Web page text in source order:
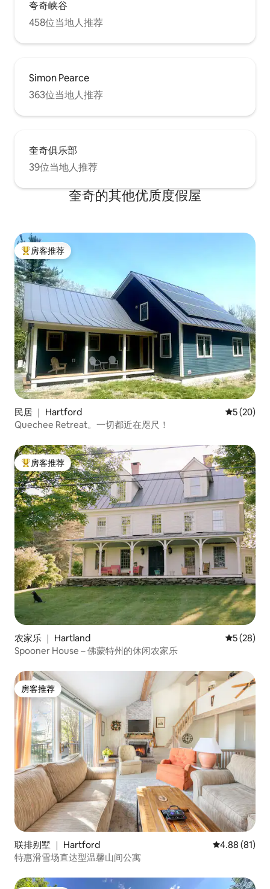
夸奇峡谷
458位当地人推荐
Simon Pearce
363位当地人推荐
奎奇俱乐部
39位当地人推荐
奎奇的其他优质度假屋
热门「房客推荐」
房客推荐
民居 ｜ Hartford 平均评分
5 (20)
Quechee Retreat。一切都近在咫尺！
热门「房客推荐」
房客推荐
农家乐 ｜ Hartland 平均评分
5 (28)
Spooner House – 佛蒙特州的休闲农家乐
房客推荐
房客推荐
联排别墅 ｜ Hartford 平均评分
4.88 (81)
特惠滑雪场直达型温馨山间公寓